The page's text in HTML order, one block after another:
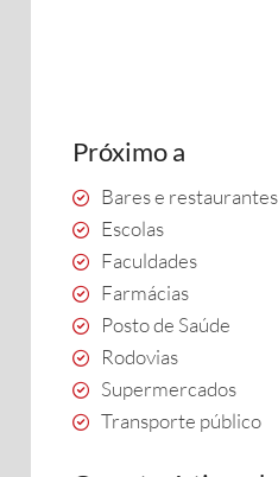
Próximo a
Bares e restaurantes
Escolas
Faculdades
Farmácias
Posto de Saúde
Rodovias
Supermercados
Transporte público